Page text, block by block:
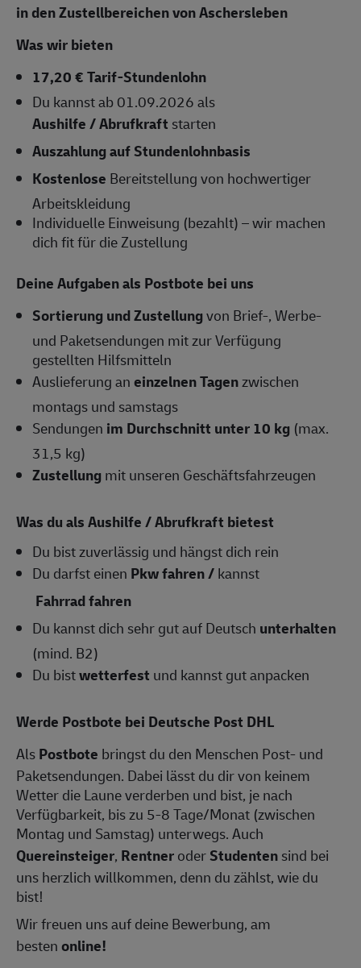
in den Zustellbereichen von Aschersleben
Was wir bieten
17,20 € Tarif-Stundenlohn
Du kannst ab 01.09.2026 als
Aushilfe / Abrufkraft starten
Auszahlung auf Stundenlohnbasis
Kostenlose Bereitstellung von hochwertiger
Arbeitskleidung
Individuelle Einweisung (bezahlt) – wir machen
dich fit für die Zustellung
Deine Aufgaben als Postbote bei uns
Sortierung und Zustellungvon Brief-, Werbe-
und Paketsendungen mit zur Verfügung
gestellten Hilfsmitteln
Auslieferung aneinzelnen Tagenzwischen
montags und samstags
Sendungen im Durchschnitt unter 10 kg (max.
31,5 kg)
Zustellungmit unseren Geschäftsfahrzeugen
Was du als Aushilfe / Abrufkraft bietest
Du bist zuverlässig und hängst dich rein
Du darfst einen Pkw fahren /kannst
Fahrrad fahren
Du kannst dich sehr gut auf Deutsch unterhalten
(mind. B2)
Du bistwetterfest und kannst gut anpacken
Werde Postbote bei Deutsche Post DHL
AlsPostbote bringst du den Menschen Post- und
Paketsendungen. Dabei lässt du dir von keinem
Wetter die Laune verderben und bist, je nach
Verfügbarkeit, bis zu 5-8 Tage/Monat (zwischen
Montag und Samstag) unterwegs. Auch
Quereinsteiger, RentneroderStudentensind bei
uns herzlich willkommen, denn du zählst, wie du
bist!
Wir freuen uns auf deine Bewerbung, am
bestenonline!